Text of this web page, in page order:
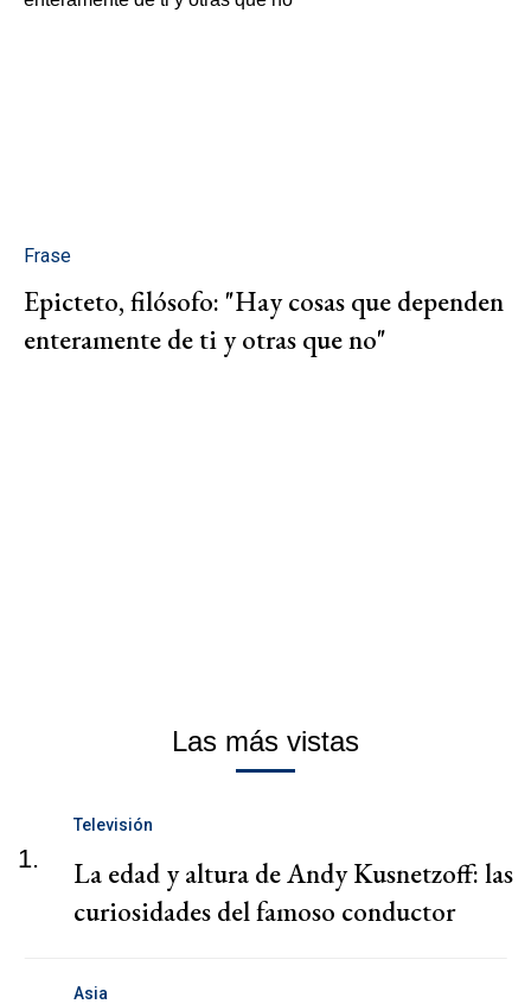
Frase
Epicteto, filósofo: "Hay cosas que dependen
enteramente de ti y otras que no"
Las más vistas
1.
Televisión
La edad y altura de Andy Kusnetzoff: las
curiosidades del famoso conductor
Asia